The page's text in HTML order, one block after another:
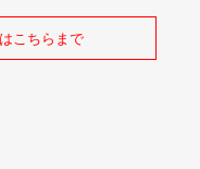
こちらまで